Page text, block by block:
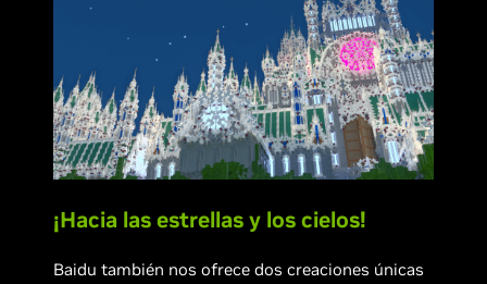
¡Hacia las estrellas y los cielos!
Baidu también nos ofrece dos creaciones únicas